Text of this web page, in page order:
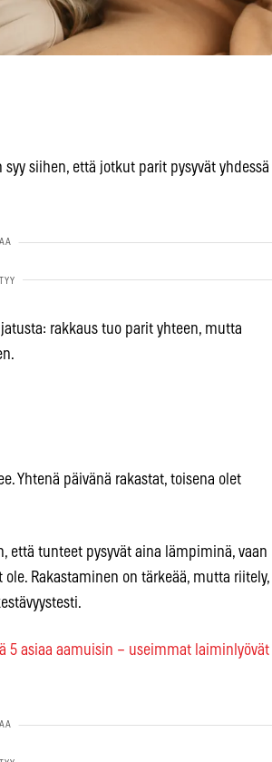
siihen, että jotkut parit pysyvät yhdessä
rakkaus tuo parit yhteen, mutta
Yhtenä päivänä rakastat, toisena olet
että tunteet pysyvät aina lämpiminä, vaan
Rakastaminen on tärkeää, mutta riitely,
5 asiaa aamuisin – useimmat laiminlyövät